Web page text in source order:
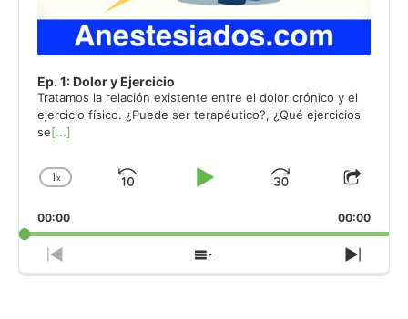
Ep. 1: Dolor y Ejercicio
Tratamos la relación existente entre el dolor crónico y el
ejercicio físico. ¿Puede ser terapéutico?, ¿Qué ejercicios
se[...]
Change
Rate
1x
Skip
Play
Jump
Forward
Share
00:00 00:00
Previous
Episode
Show
Episodes
Next